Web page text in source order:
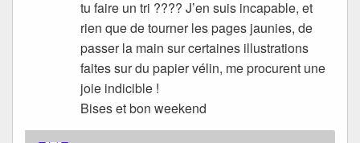
tu faire un tri ???? J’en suis incapable, et
rien que de tourner les pages jaunies, de
passer la main sur certaines illustrations
faites sur du papier vélin, me procurent une
joie indicible !
Bises et bon weekend